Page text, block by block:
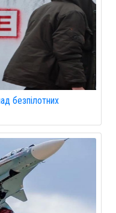
безпілотних